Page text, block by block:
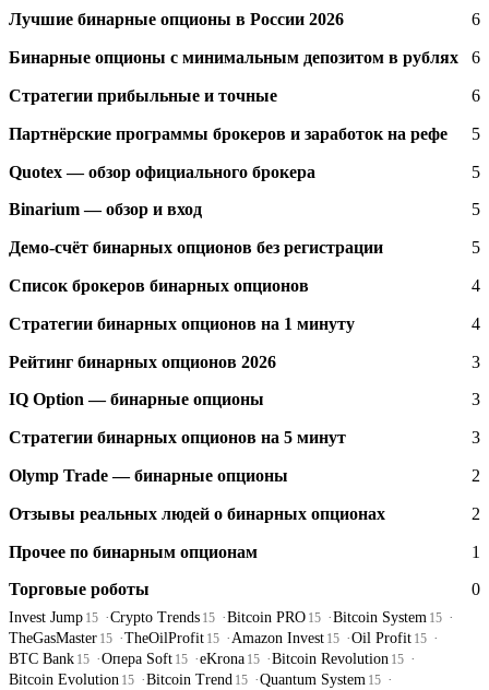
Лучшие бинарные опционы в России 2026 6
Бинарные опционы с минимальным депозитом в рублях 6
Стратегии прибыльные и точные 6
Партнёрские программы брокеров и заработок на рефе 5
Quotex — обзор официального брокера 5
Binarium — обзор и вход 5
Демо-счёт бинарных опционов без регистрации 5
Список брокеров бинарных опционов 4
Стратегии бинарных опционов на 1 минуту 4
Рейтинг бинарных опционов 2026 3
IQ Option — бинарные опционы 3
Стратегии бинарных опционов на 5 минут 3
Olymp Trade — бинарные опционы 2
Отзывы реальных людей о бинарных опционах 2
Прочее по бинарным опционам 1
Торговые роботы 0
Invest Jump 15 Crypto Trends 15 Bitcoin PRO 15 Bitcoin System 15
TheGasMaster 15 TheOilProfit 15 Amazon Invest 15 Oil Profit 15
BTC Bank 15 Опера Soft 15 eKrona 15 Bitcoin Revolution 15
Bitcoin Evolution 15 Bitcoin Trend 15 Quantum System 15